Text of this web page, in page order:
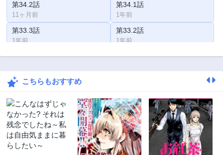
第34.2話
11ヶ月前
第34.1話
1年前
第33.3話
1年前
第33.2話
1年前
第33.1話 第32.3話
第32.2話
第31.3話
1年前
第31.2話
1年前
第31.1話
1年前
第30.3話
1年前
こちらもおすすめ